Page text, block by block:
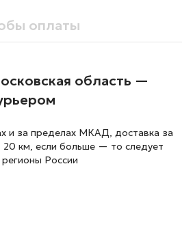
оплаты
область —
и за пределах МКАД, доставка за
км, если больше — то следует
России